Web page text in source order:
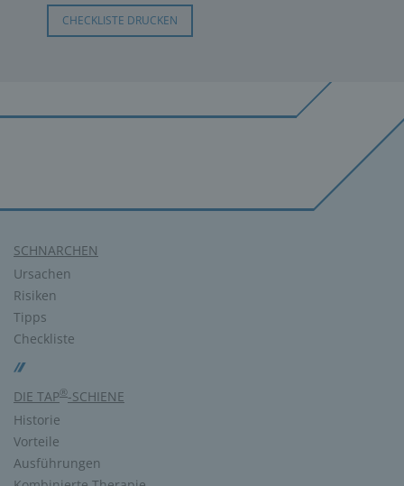
CHECKLISTE DRUCKEN
SCHNARCHEN
Ursachen
Risiken
Tipps
Checkliste
DIE TAP®-SCHIENE
Historie
Vorteile
Ausführungen